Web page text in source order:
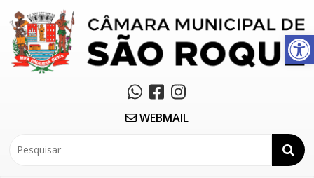
Abrir a barra de ferramentas
WEBMAIL